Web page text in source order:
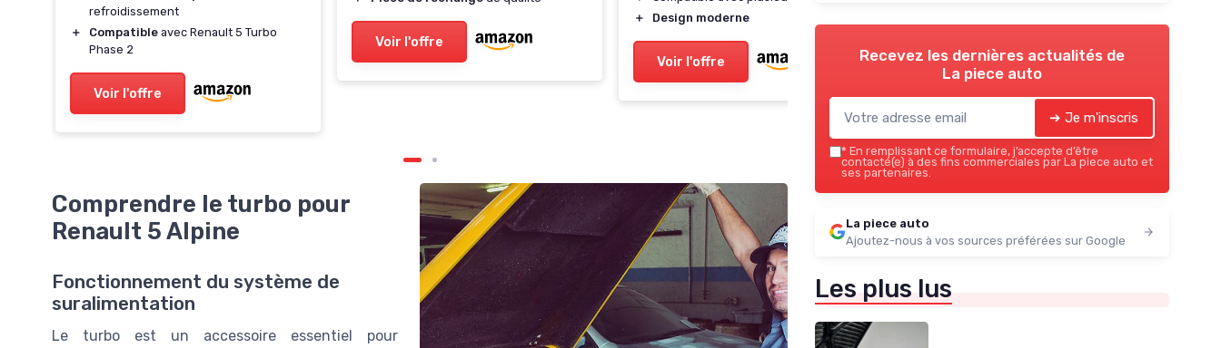
refroidissement
＋
Compatible avec Renault 5 Turbo
Phase 2
Voir l'offre
Voir l'offre
＋
Design moderne
Voir l'offre
＋ Remplacement directpour faciliter
Voir l'offre
Comprendre le turbo pour
Renault 5 Alpine
Fonctionnement du système de
suralimentation
Le turbo est un accessoire essentiel pour
Recevez les dernières actualités de
La piece auto
➔ Je m'inscris
* En remplissant ce formulaire, j’accepte d’être
contacté(e) à des fins commerciales par La piece auto et
ses partenaires.
La piece auto
Ajoutez-nous à vos sources préférées sur Google
Les plus lus